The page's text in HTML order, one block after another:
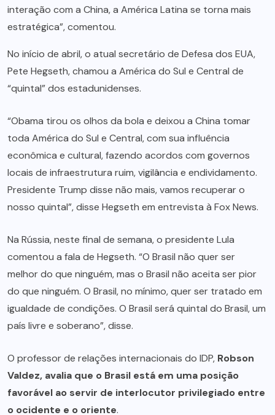
interação com a China, a América Latina se torna mais
estratégica”, comentou.
No início de abril, o atual secretário de Defesa dos EUA,
Pete Hegseth, chamou a América do Sul e Central de
“quintal” dos estadunidenses.
“Obama tirou os olhos da bola e deixou a China tomar
toda América do Sul e Central, com sua influência
econômica e cultural, fazendo acordos com governos
locais de infraestrutura ruim, vigilância e endividamento.
Presidente Trump disse não mais, vamos recuperar o
nosso quintal”, disse Hegseth em entrevista à Fox News.
Na Rússia, neste final de semana, o presidente Lula
comentou a fala de Hegseth. “O Brasil não quer ser
melhor do que ninguém, mas o Brasil não aceita ser pior
do que ninguém. O Brasil, no mínimo, quer ser tratado em
igualdade de condições. O Brasil será quintal do Brasil, um
país livre e soberano”, disse.
O professor de relações internacionais do IDP, Robson
Valdez, avalia que o Brasil está em uma posição
favorável ao servir de interlocutor privilegiado entre
o ocidente e o oriente.